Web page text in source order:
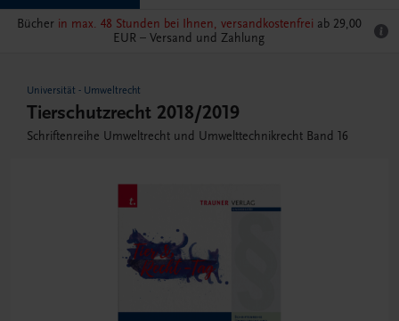
Bücher in max. 48 Stunden bei Ihnen, versandkostenfrei ab 29,00
EUR – Versand und Zahlung
Universität - Umweltrecht
Tierschutzrecht 2018/2019
Schriftenreihe Umweltrecht und Umwelttechnikrecht Band 16